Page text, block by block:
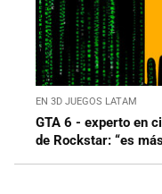
EN 3D JUEGOS LATAM
GTA 6 - experto en
de Rockstar: “es